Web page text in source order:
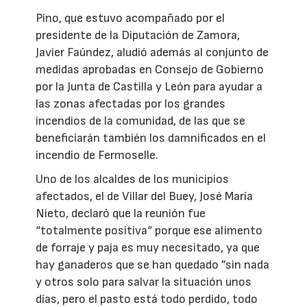
Pino, que estuvo acompañado por el
presidente de la Diputación de Zamora,
Javier Faúndez, aludió además al conjunto de
medidas aprobadas en Consejo de Gobierno
por la Junta de Castilla y León para ayudar a
las zonas afectadas por los grandes
incendios de la comunidad, de las que se
beneficiarán también los damnificados en el
incendio de Fermoselle.
Uno de los alcaldes de los municipios
afectados, el de Villar del Buey, José María
Nieto, declaró que la reunión fue
“totalmente positiva“ porque ese alimento
de forraje y paja es muy necesitado, ya que
hay ganaderos que se han quedado ”sin nada
y otros solo para salvar la situación unos
días, pero el pasto está todo perdido, todo